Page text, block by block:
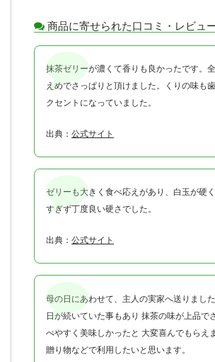
商品に寄せられた口コミ・レビュ
抹茶ゼリーが濃くて香りも良かったです。
えめでさっぱりと頂けました。くりの味も
クセントになっていました。
出典： 公式サイト
ゼリーも大きく食べ応えがあり、白玉が硬
すぎず丁度良い硬さでした。
出典： 公式サイト
母の日にあわせて、主人の実家へ送りまし
日が続いていた事もあり 抹茶の味が上品で
べやすく美味しかったと 大変喜んでもらえ
贈り物などで利用したいと思います。